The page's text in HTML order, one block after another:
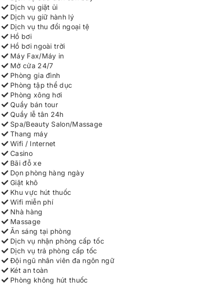
Dịch vụ giặt ủi
Dịch vụ giữ hành lý
Dịch vụ thu đổi ngoại tệ
Hồ bơi
Hồ bơi ngoài trời
Máy Fax/Máy in
Mở cửa 24/7
Phòng gia đình
Phòng tập thể dục
Phòng xông hơi
Quầy bán tour
Quầy lễ tân 24h
Spa/Beauty Salon/Massage
Thang máy
Wifi / Internet
Casino
Bãi đỗ xe
Dọn phòng hàng ngày
Giặt khô
Khu vực hút thuốc
Wifi miễn phí
Nhà hàng
Massage
Ăn sáng tại phòng
Dịch vụ nhận phòng cấp tốc
Dịch vụ trả phòng cấp tốc
Đội ngũ nhân viên đa ngôn ngữ
Két an toàn
Phòng không hút thuốc